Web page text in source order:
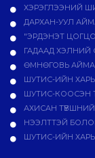
ХЭРЭГЛЭЭНИЙ
ДАРХАН-УУЛ
"ЭРДЭНЭТ
ГАДААД ХЭЛНИЙ
ӨМНӨГОВЬ
ШУТИС-ИЙН
ШУТИС-КООСЭН
АХИСАН
НЭЭЛТТЭЙ
ШУТИС-ИЙН